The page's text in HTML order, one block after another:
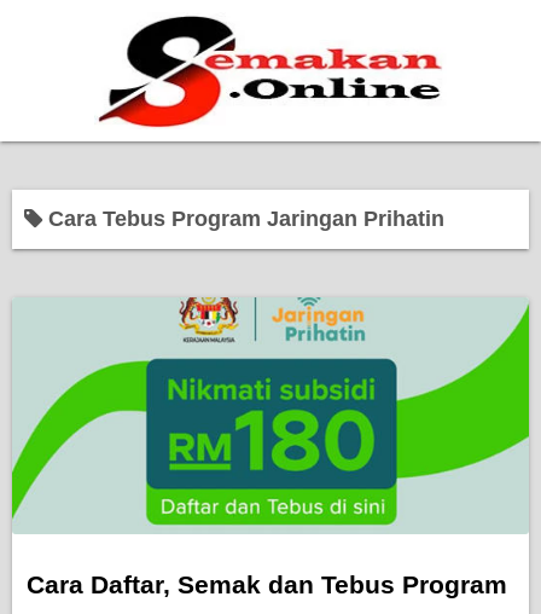
Bantuan Kerajaan
Kerja Kosong Terkini
Cara Tebus Program Jaringan Prihatin
Cara Daftar, Semak dan Tebus Program